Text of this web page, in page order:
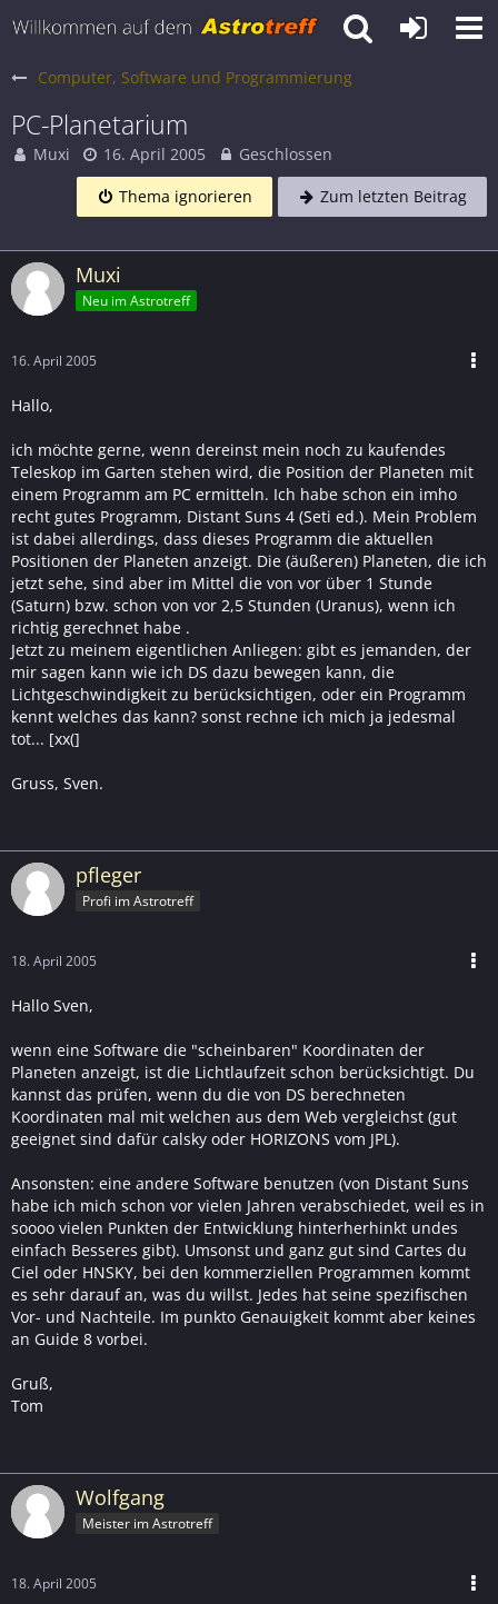
Computer, Software und Programmierung
PC-Planetarium
Muxi 16. April 2005
Geschlossen
Thema ignorieren
Zum letzten Beitrag
Muxi
Neu im Astrotreff
16. April 2005
Hallo,
ich möchte gerne, wenn dereinst mein noch zu kaufendes
Teleskop im Garten stehen wird, die Position der Planeten mit
einem Programm am PC ermitteln. Ich habe schon ein imho
recht gutes Programm, Distant Suns 4 (Seti ed.). Mein Problem
ist dabei allerdings, dass dieses Programm die aktuellen
Positionen der Planeten anzeigt. Die (äußeren) Planeten, die ich
jetzt sehe, sind aber im Mittel die von vor über 1 Stunde
(Saturn) bzw. schon von vor 2,5 Stunden (Uranus), wenn ich
richtig gerechnet habe .
Jetzt zu meinem eigentlichen Anliegen: gibt es jemanden, der
mir sagen kann wie ich DS dazu bewegen kann, die
Lichtgeschwindigkeit zu berücksichtigen, oder ein Programm
kennt welches das kann? sonst rechne ich mich ja jedesmal
tot... [xx(]
Gruss, Sven.
pfleger
Profi im Astrotreff
18. April 2005
Hallo Sven,
wenn eine Software die "scheinbaren" Koordinaten der
Planeten anzeigt, ist die Lichtlaufzeit schon berücksichtigt. Du
kannst das prüfen, wenn du die von DS berechneten
Koordinaten mal mit welchen aus dem Web vergleichst (gut
geeignet sind dafür calsky oder HORIZONS vom JPL).
Ansonsten: eine andere Software benutzen (von Distant Suns
habe ich mich schon vor vielen Jahren verabschiedet, weil es in
soooo vielen Punkten der Entwicklung hinterherhinkt undes
einfach Besseres gibt). Umsonst und ganz gut sind Cartes du
Ciel oder HNSKY, bei den kommerziellen Programmen kommt
es sehr darauf an, was du willst. Jedes hat seine spezifischen
Vor- und Nachteile. Im punkto Genauigkeit kommt aber keines
an Guide 8 vorbei.
Gruß,
Tom
Wolfgang
Meister im Astrotreff
18. April 2005